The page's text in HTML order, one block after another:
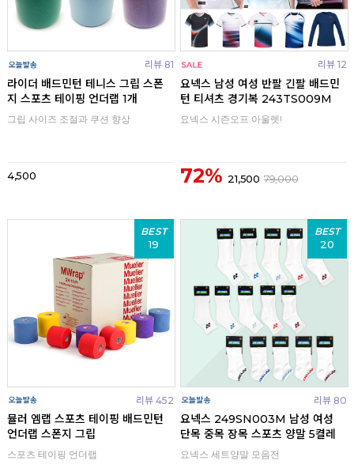
리뷰 81
라이더 배드민턴 테니스 그립 스폰
지 스포츠 테이핑 언더랩 1개
그립 사이즈 조절과 쿠션 향상
4,500
리뷰 12
요넥스 남성 여성 반팔 긴팔 배드민
턴 티셔츠 경기복 243TS009M
요넥스 시즌오프 아울렛!
72% 21,500 79,000
BEST
19
리뷰 452
뮬러 엠랩 스포츠 테이핑 배드민턴
언더랩 스폰지 그립
스포츠 테이핑 언더랩
BEST
20
리뷰 80
요넥스 249SN003M 남성 여성
단목 중목 장목 스포츠 양말 5켤레
요넥스 세트양말 모음전